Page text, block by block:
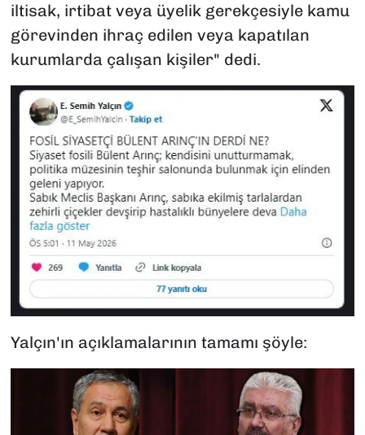
iltisak, irtibat veya üyelik gerekçesiyle kamu
görevinden ihraç edilen veya kapatılan
kurumlarda çalışan kişiler" dedi.
Yalçın'ın açıklamalarının tamamı şöyle: